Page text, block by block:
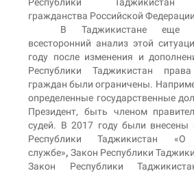
Республики Таджикистан
гражданства Российской
В Таджикистане еще
всесторонний анализ этой
году после изменения и
Республики Таджикистан
граждан были ограничены.
определенные государственные
Президент, быть членом
судей. В 2017 году были внесены
Республики Таджикистан «О
службе», Закон Республики
Закон Республики